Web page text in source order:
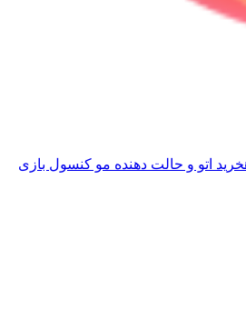
خرید اتو و حالت دهنده مو کنسول بازی